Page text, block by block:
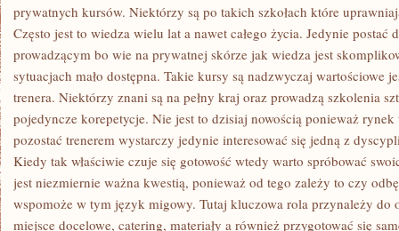
prywatnych kursów. Niektórzy są po takich szkołach które
Często jest to wiedza wielu lat a nawet całego życia. Jedynie postać
prowadzącym bo wie na prywatnej skórze jak wiedza jest
sytuacjach mało dostępna. Takie kursy są nadzwyczaj wartościowe
trenera. Niektórzy znani są na pełny kraj oraz prowadzą szkolenia
pojedyncze korepetycje. Nie jest to dzisiaj nowością ponieważ rynek
pozostać trenerem wystarczy jedynie interesować się jedną z
Kiedy tak właściwie czuje się gotowość wtedy warto spróbować
jest niezmiernie ważna kwestią, ponieważ od tego zależy to czy
wspomoże w tym język migowy. Tutaj kluczowa rola przynależy do
miejsce docelowe, catering, materiały a również przygotować się